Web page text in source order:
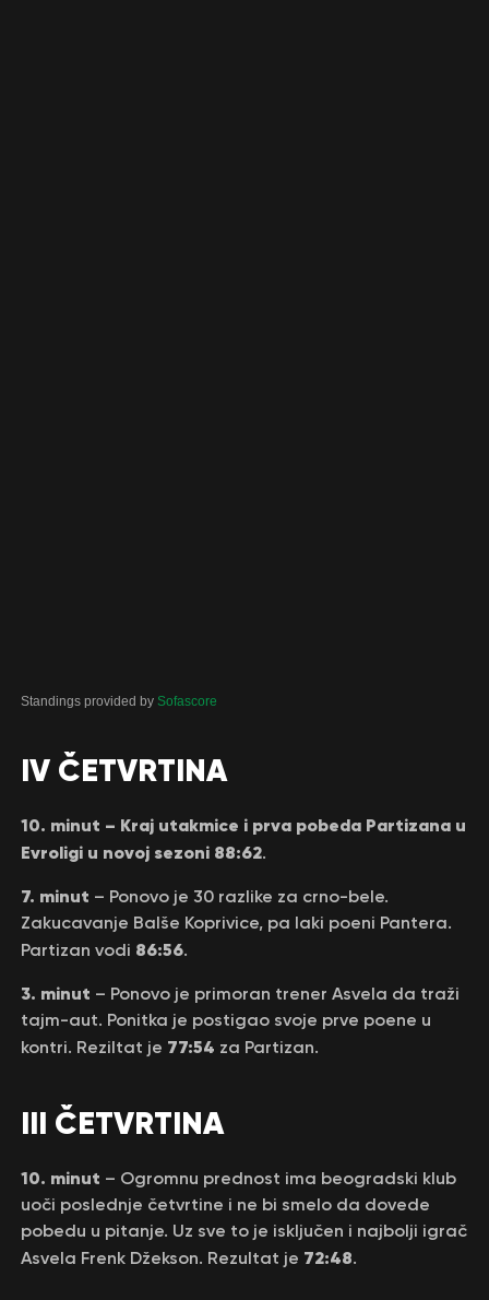
Standings provided by Sofascore
IV ČETVRTINA
10. minut – Kraj utakmice i prva pobeda Partizana u
Evroligi u novoj sezoni 88:62.
7. minut – Ponovo je 30 razlike za crno-bele.
Zakucavanje Balše Koprivice, pa laki poeni Pantera.
Partizan vodi 86:56.
3. minut – Ponovo je primoran trener Asvela da traži
tajm-aut. Ponitka je postigao svoje prve poene u
kontri. Reziltat je 77:54 za Partizan.
III ČETVRTINA
10. minut – Ogromnu prednost ima beogradski klub
uoči poslednje četvrtine i ne bi smelo da dovede
pobedu u pitanje. Uz sve to je isključen i najbolji igrač
Asvela Frenk Džekson. Rezultat je 72:48.